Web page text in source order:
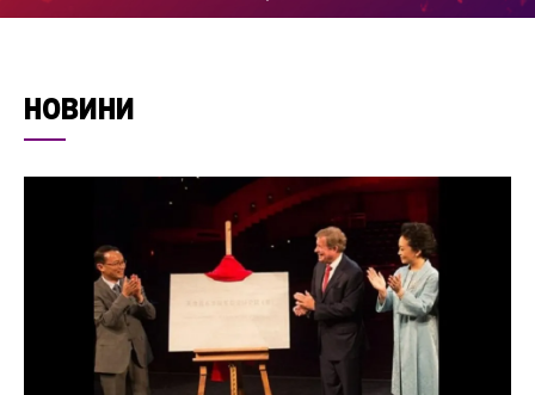
НОВИНИ